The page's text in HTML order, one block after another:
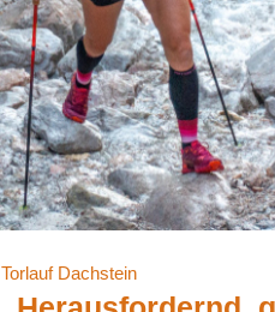
Torlauf Dachstein